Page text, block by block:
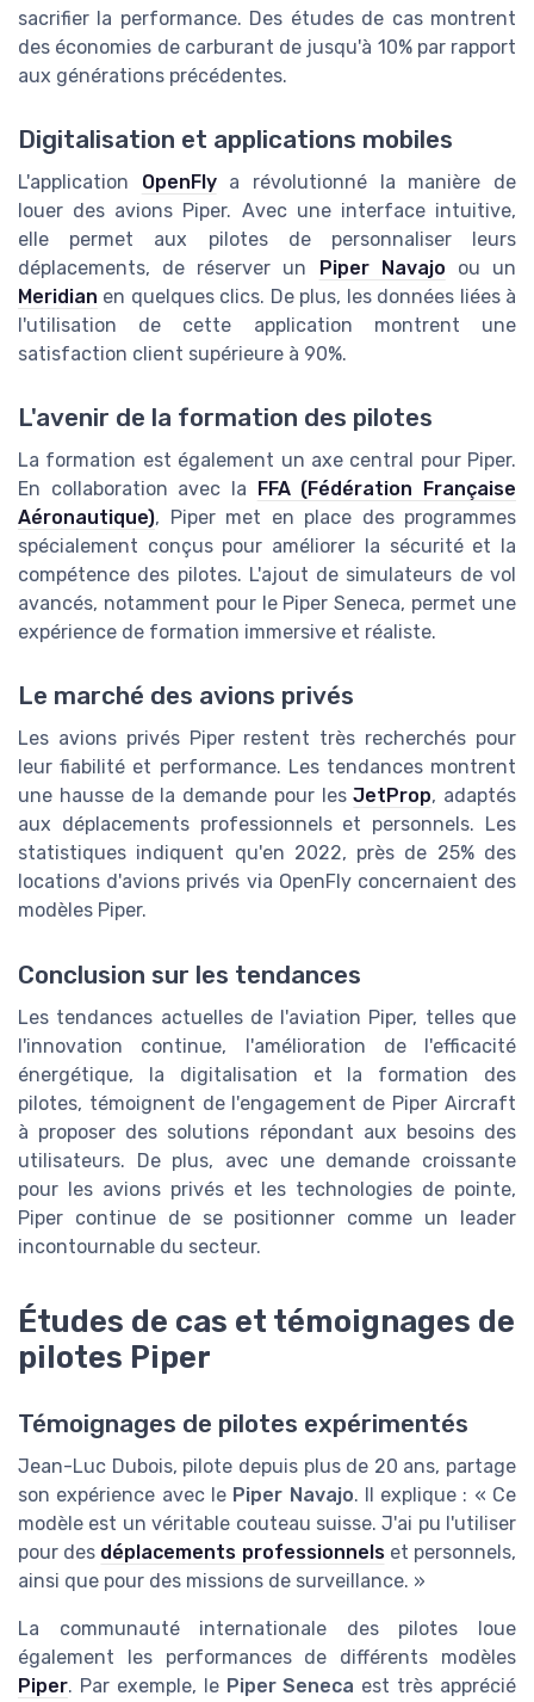
sacrifier la performance. Des études de cas montrent
des économies de carburant de jusqu'à 10% par rapport
aux générations précédentes.
Digitalisation et applications mobiles
L'application OpenFlya révolutionné la manière de
louer des avions Piper. Avec une interface intuitive,
elle permet aux pilotes de personnaliser leurs
déplacements, de réserver un
Piper Navajo ou un
Meridian en quelques clics. De plus, les données liées à
l'utilisation de cette application montrent une
satisfaction client supérieure à 90%.
L'avenir de la formation des pilotes
La formation est également un axe central pour Piper.
En collaboration avec la
FFA (Fédération Française
Aéronautique), Piper met en place des programmes
spécialement conçus pour améliorer la sécurité et la
compétence des pilotes. L'ajout de simulateurs de vol
avancés, notamment pour le Piper Seneca, permet une
expérience de formation immersive et réaliste.
Le marché des avions privés
Les avions privés Piper restent très recherchés pour
leur fiabilité et performance. Les tendances montrent
une hausse de la demande pour lesJetProp, adaptés
aux déplacements professionnels et personnels. Les
statistiques indiquent qu'en 2022, près de 25% des
locations d'avions privés via OpenFly concernaient des
modèles Piper.
Conclusion sur les tendances
Les tendances actuelles de l'aviation Piper, telles que
l'innovation continue, l'amélioration de l'efficacité
énergétique, la digitalisation et la formation des
pilotes, témoignent de l'engagement de Piper Aircraft
à proposer des solutions répondant aux besoins des
utilisateurs. De plus, avec une demande croissante
pour les avions privés et les technologies de pointe,
Piper continue de se positionner comme un leader
incontournable du secteur.
Études de cas et témoignages de
pilotes Piper
Témoignages de pilotes expérimentés
Jean-Luc Dubois, pilote depuis plus de 20 ans, partage
son expérience avec le Piper Navajo. Il explique : « Ce
modèle est un véritable couteau suisse. J'ai pu l'utiliser
pour des déplacements professionnelset personnels,
ainsi que pour des missions de surveillance. »
La communauté internationale des pilotes loue
également les performances de différents modèles
Piper. Par exemple, le Piper Seneca est très apprécié